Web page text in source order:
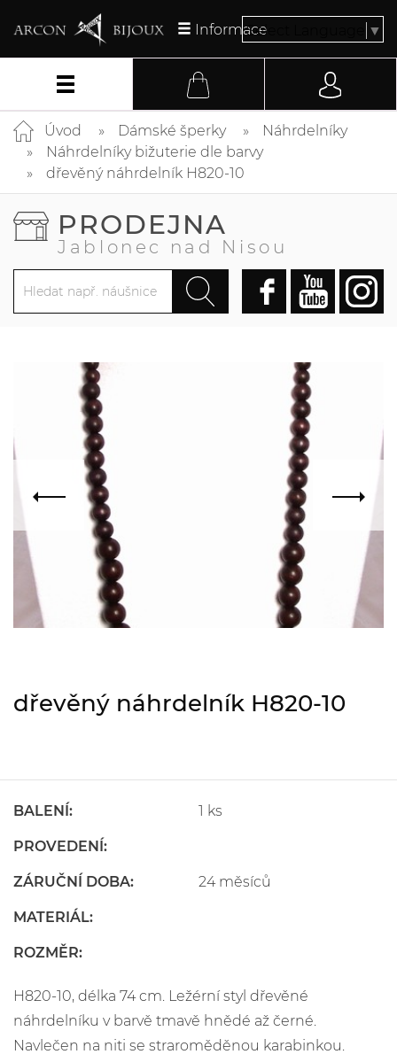
InformaceSelect Language ▼
Úvod Dámské šperky
Náhrdelníky
Náhrdelníky bižuterie dle barvy
dřevěný náhrdelník H820-10
PRODEJNA
Jablonec nad Nisou
dřevěný náhrdelník H820-10
BALENÍ: 1 ks
PROVEDENÍ:
ZÁRUČNÍ DOBA: 24 měsíců
MATERIÁL:
ROZMĚR:
H820-10, délka 74 cm. Ležérní styl dřevěné
náhrdelníku v barvě tmavě hnědé až černé.
Navlečen na niti se straroměděnou karabinkou.